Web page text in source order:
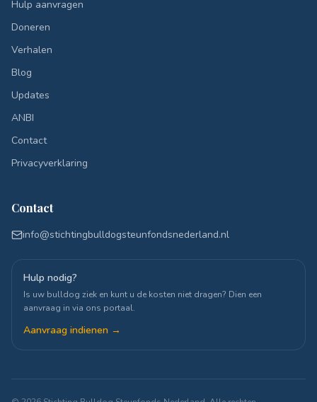
Hulp aanvragen
Doneren
Verhalen
Blog
Updates
ANBI
Contact
Privacyverklaring
Contact
info@stichtingbulldogsteunfondsnederland.nl
Hulp nodig?
Is uw bulldog ziek en kunt u de kosten niet dragen? Dien een
aanvraag in via ons portaal.
Aanvraag indienen →